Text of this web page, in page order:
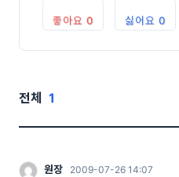
좋아요 0 싫어요 0
전체 1
원장 2009-07-26 14:07